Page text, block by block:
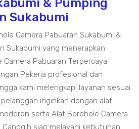
& Pumping
Sukabumi
Camera Pabuaran Sukabumi &
Sukabumi yang menerapkan
Pabuaran Terpercaya
Pekerja profesional dan
kami melengkapi layanan sesuai
inginkan dengan alat
serta Alat Borehole Camera
siap melayani kebutuhan